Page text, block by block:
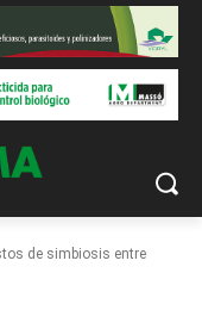
de simbiosis entre